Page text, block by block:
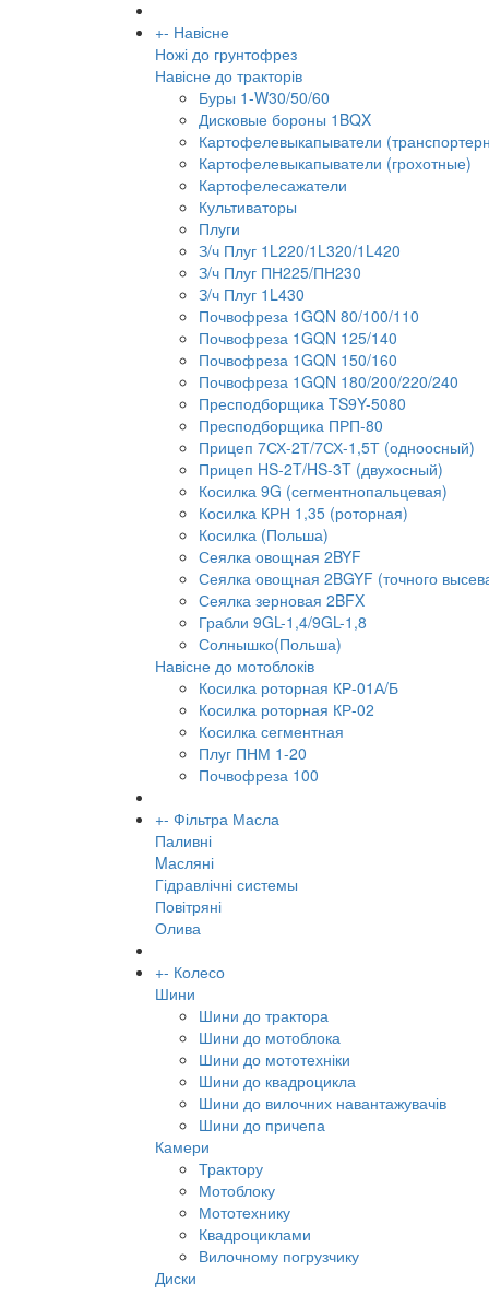
+- Навісне
Ножі до грунтофрез
Навісне до тракторів
Буры 1-W30/50/60
Дисковые бороны 1BQX
Картофелевыкапыватели
Картофелевыкапыватели (грохотные)
Картофелесажатели
Культиваторы
Плуги
З/ч Плуг 1L220/1L320/1L420
З/ч Плуг ПН225/ПН230
З/ч Плуг 1L430
Почвофреза 1GQN 80/100/110
Почвофреза 1GQN 125/140
Почвофреза 1GQN 150/160
Почвофреза 1GQN 180/200/220/240
Пресподборщика TS9Y-5080
Пресподборщика ПРП-80
Прицеп 7СХ-2Т/7СХ-1,5Т (одноосный)
Прицеп HS-2T/HS-3T (двухосный)
Косилка 9G (сегментнопальцевая)
Косилка КРН 1,35 (роторная)
Косилка (Польша)
Сеялка овощная 2BYF
Сеялка овощная 2BGYF (точного
Сеялка зерновая 2BFX
Грабли 9GL-1,4/9GL-1,8
Солнышко(Польша)
Навісне до мотоблоків
Косилка роторная КР-01А/Б
Косилка роторная КР-02
Косилка сегментная
Плуг ПНМ 1-20
Почвофреза 100
+- Фільтра Масла
Паливні
Mасляні
Гідравлічні системы
Повітряні
Олива
+- Колесо
Шини
Шини до трактора
Шини до мотоблока
Шини до мототехніки
Шини до квадроцикла
Шини до вилочних навантажувачів
Шини до причепа
Камери
Трактору
Мотоблоку
Мототехнику
Квадроциклами
Вилочному погрузчику
Диски